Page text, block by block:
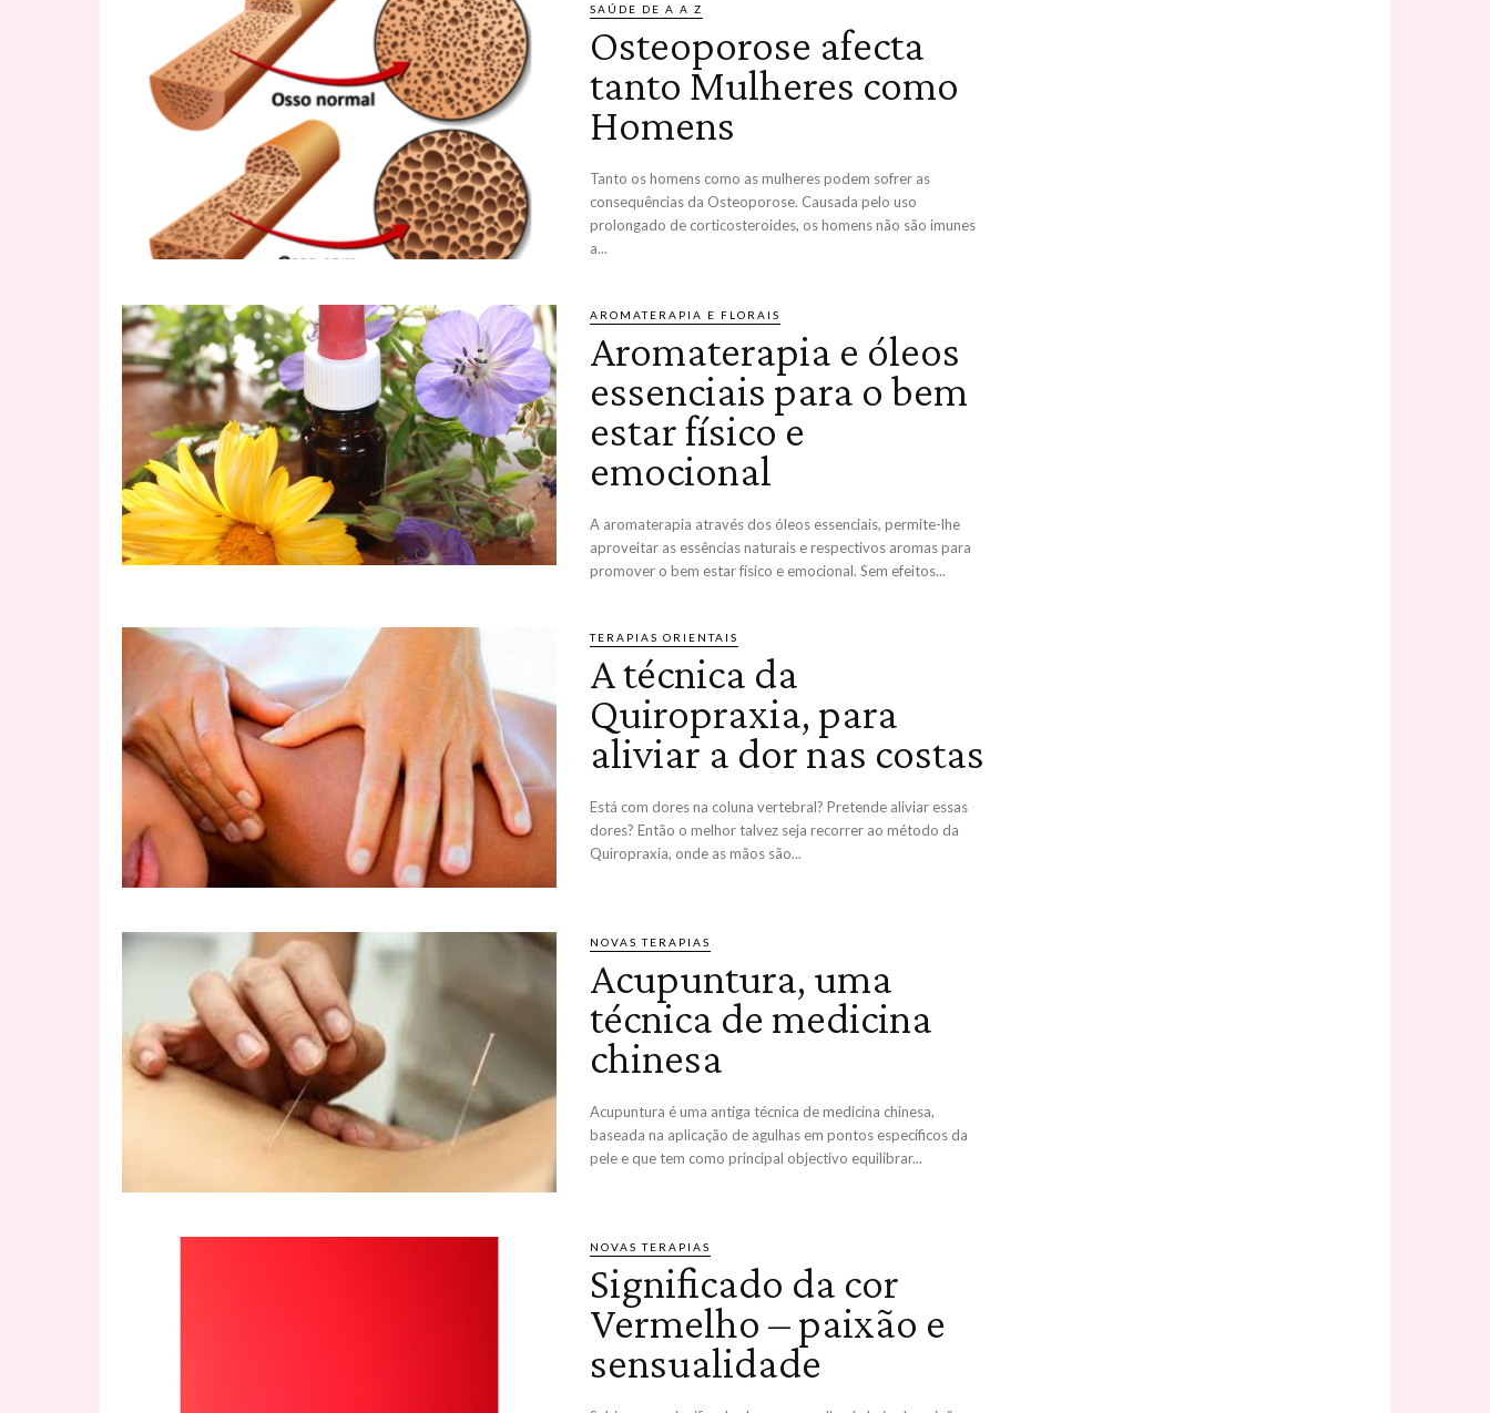
SAÚDE DE A A Z
Osteoporose afecta
tanto Mulheres como
Homens
Tanto os homens como as mulheres podem sofrer as
consequências da Osteoporose. Causada pelo uso
prolongado de corticosteroides, os homens não são imunes
a...
AROMATERAPIA E FLORAIS
Aromaterapia e óleos
essenciais para o bem
estar físico e
emocional
A aromaterapia através dos óleos essenciais, permite-lhe
aproveitar as essências naturais e respectivos aromas para
promover o bem estar físico e emocional. Sem efeitos...
TERAPIAS ORIENTAIS
A técnica da
Quiropraxia, para
aliviar a dor nas costas
Está com dores na coluna vertebral? Pretende aliviar essas
dores? Então o melhor talvez seja recorrer ao método da
Quiropraxia, onde as mãos são...
NOVAS TERAPIAS
Acupuntura, uma
técnica de medicina
chinesa
Acupuntura é uma antiga técnica de medicina chinesa,
baseada na aplicação de agulhas em pontos específicos da
pele e que tem como principal objectivo equilibrar...
NOVAS TERAPIAS
Significado da cor
Vermelho – paixão e
sensualidade